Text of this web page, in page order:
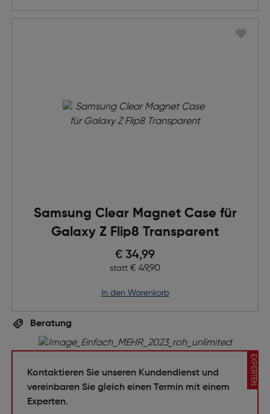
Samsung Clear Magnet Case für
Galaxy Z Flip8 Transparent
Preis nach Rabatts
€ 34,99
statt Ursprünglicher Preis
€ 49,90
in den Warenkorb
Beratung
EXPERTEN
Kontaktieren Sie unseren Kundendienst und
vereinbaren Sie gleich einen Termin mit einem
Experten.